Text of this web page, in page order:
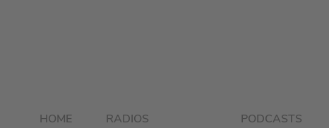
HOME RADIOS PODCASTS